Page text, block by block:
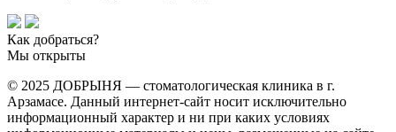
Как добраться?
Мы открыты
© 2025 ДОБРЫНЯ — стоматологическая клиника в г.
Арзамасе. Данный интернет-сайт носит исключительно
информационный характер и ни при каких условиях